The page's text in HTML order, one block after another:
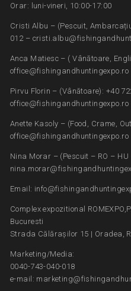
Orar: luni-vineri, 10:00-17:00
Cristi Albu – (Pescuit,
012 –
Anca Matiesc – ( Vânătoare,
office@fishingandhuntingexpo.ro
Pirvu Florin – (Vânătoare): +40
office@fishingandhuntingexpo.ro
Anette Kasoly – (Food, Crame,
office@fishingandhuntingexpo.ro
Nina Morar – (Pescuit – RO – HU
Email:
Complex expozitional
Bucuresti
Strada Călărașilor 15 | Oradea,
Marketing/Media:
0040-743-040-018
e-mail: